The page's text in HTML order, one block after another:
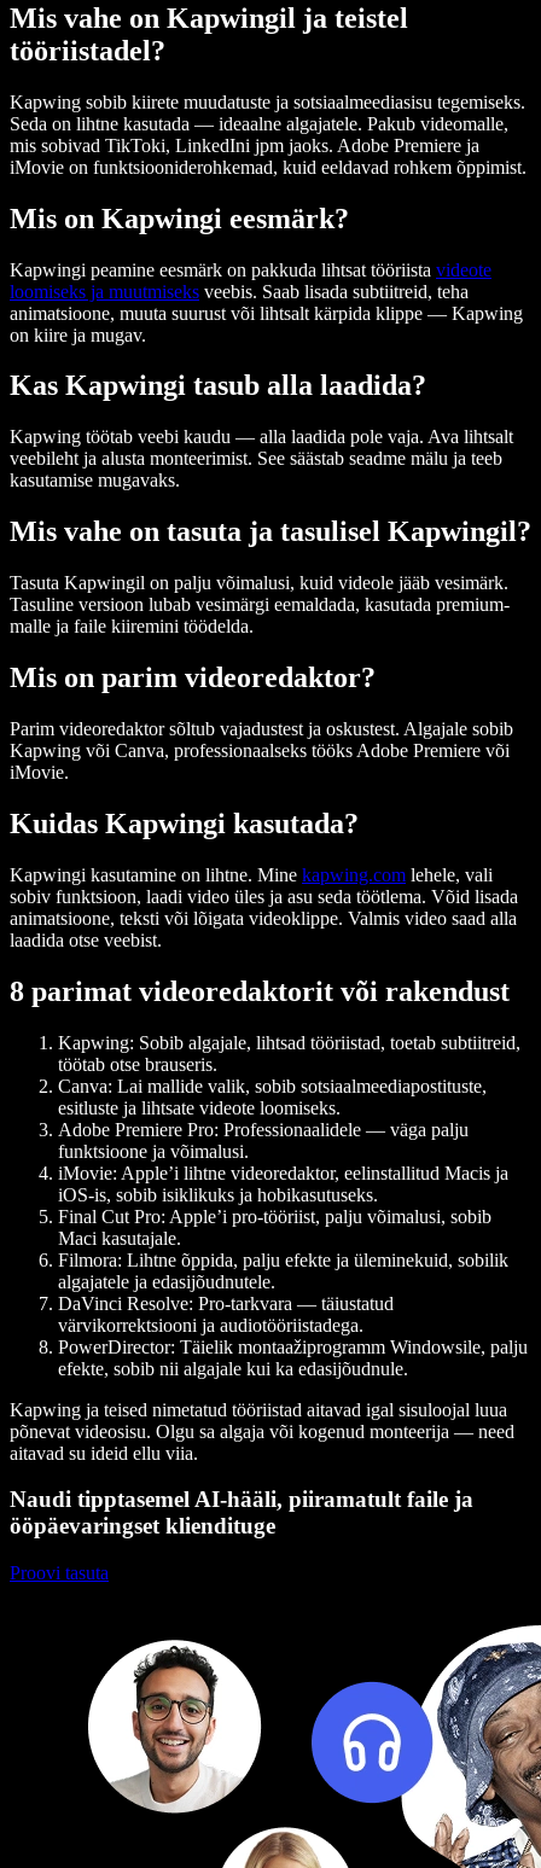
Mis vahe on Kapwingil ja teistel
tööriistadel?
Kapwing sobib kiirete muudatuste ja sotsiaalmeediasisu tegemiseks.
Seda on lihtne kasutada — ideaalne algajatele. Pakub videomalle,
mis sobivad TikToki, LinkedIni jpm jaoks. Adobe Premiere ja
iMovie on funktsiooniderohkemad, kuid eeldavad rohkem õppimist.
Mis on Kapwingi eesmärk?
Kapwingi peamine eesmärk on pakkuda lihtsat tööriista videote
loomiseks ja muutmiseks veebis. Saab lisada subtiitreid, teha
animatsioone, muuta suurust või lihtsalt kärpida klippe — Kapwing
on kiire ja mugav.
Kas Kapwingi tasub alla laadida?
Kapwing töötab veebi kaudu — alla laadida pole vaja. Ava lihtsalt
veebileht ja alusta monteerimist. See säästab seadme mälu ja teeb
kasutamise mugavaks.
Mis vahe on tasuta ja tasulisel Kapwingil?
Tasuta Kapwingil on palju võimalusi, kuid videole jääb vesimärk.
Tasuline versioon lubab vesimärgi eemaldada, kasutada premium-
malle ja faile kiiremini töödelda.
Mis on parim videoredaktor?
Parim videoredaktor sõltub vajadustest ja oskustest. Algajale sobib
Kapwing või Canva, professionaalseks tööks Adobe Premiere või
iMovie.
Kuidas Kapwingi kasutada?
Kapwingi kasutamine on lihtne. Mine kapwing.com lehele, vali
sobiv funktsioon, laadi video üles ja asu seda töötlema. Võid lisada
animatsioone, teksti või lõigata videoklippe. Valmis video saad alla
laadida otse veebist.
8 parimat videoredaktorit või rakendust
Kapwing: Sobib algajale, lihtsad tööriistad, toetab subtiitreid,
töötab otse brauseris.
Canva: Lai mallide valik, sobib sotsiaalmeediapostituste,
esitluste ja lihtsate videote loomiseks.
Adobe Premiere Pro: Professionaalidele — väga palju
funktsioone ja võimalusi.
iMovie: Apple’i lihtne videoredaktor, eelinstallitud Macis ja
iOS-is, sobib isiklikuks ja hobikasutuseks.
Final Cut Pro: Apple’i pro-tööriist, palju võimalusi, sobib
Maci kasutajale.
Filmora: Lihtne õppida, palju efekte ja üleminekuid, sobilik
algajatele ja edasijõudnutele.
DaVinci Resolve: Pro-tarkvara — täiustatud
värvikorrektsiooni ja audiotööriistadega.
PowerDirector: Täielik montaažiprogramm Windowsile, palju
efekte, sobib nii algajale kui ka edasijõudnule.
Kapwing ja teised nimetatud tööriistad aitavad igal sisuloojal luua
põnevat videosisu. Olgu sa algaja või kogenud monteerija — need
aitavad su ideid ellu viia.
Naudi tipptasemel AI-hääli, piiramatult faile ja
ööpäevaringset kliendituge
Proovi tasuta